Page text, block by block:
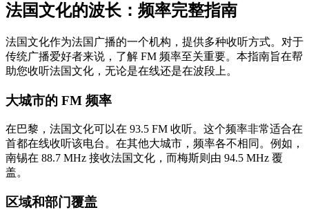
法国文化的波长：频率完整指南
法国文化作为法国广播的一个机构，提供多种收听方式。对于
传统广播爱好者来说，了解 FM 频率至关重要。本指南旨在帮
助您收听法国文化，无论是在线还是在波段上。
大城市的 FM 频率
在巴黎，法国文化可以在 93.5 FM 收听。这个频率非常适合在
首都在线收听该电台。在其他大城市，频率各不相同。例如，
南锡在 88.7 MHz 接收法国文化，而梅斯则由 94.5 MHz 覆
盖。
区域和部门覆盖